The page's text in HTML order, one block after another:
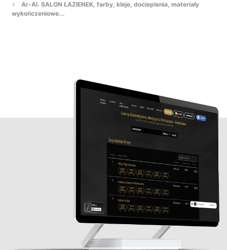
Ar-Al. SALON ŁAZIENEK, farby, kleje, docieplenia, materiały
wykończeniowe...